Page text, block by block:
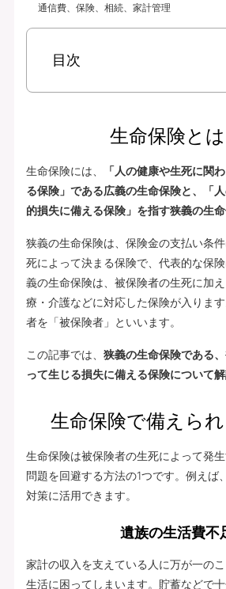
通信費、保険、相続、家計管理
目次
生命保険とは
生命保険には、
「人の健康や生死に関
る保険」である広義の生命保険と、「
的損失に備える保険」を指す狭義の生
狭義の生命保険は、保険金の支払い条
死によって決まる保険で、代表的な保
義の生命保険は、被保険者の生死に加
療・介護などに対応した保険が入りま
者を「被保険者」といいます。
この記事では、 狭義の生命保険である
って生じる損失に備える保険について
生命保険で備えら
生命保険は被保険者の生死によって発
問題を回避する方法の1つです。例えば
対策に活用できます。
遺族の生活費不
家計の収入を支えている人に万が一の
生活に困ってしまいます。貯蓄などで